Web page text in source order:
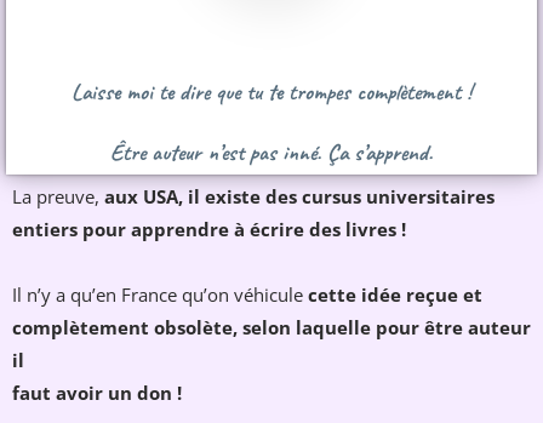
Laisse moi te dire que tu te trompes complètement !
Être auteur n’est pas inné. Ça s’apprend.
La preuve, aux USA, il existe des cursus universitaires
entiers pour apprendre à écrire des livres !
Il n’y a qu’en France qu’on véhicule cette idée reçue et
complètement obsolète, selon laquelle pour être auteur
il
faut avoir un don !